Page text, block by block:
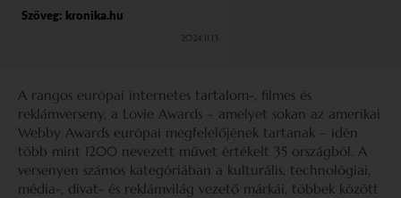
Szöveg: kronika.hu
2024.11.13.
A rangos európai internetes tartalom-, filmes és
reklámverseny, a Lovie Awards – amelyet sokan az amerikai
Webby Awards európai megfelelőjének tartanak – idén
több mint 1200 nevezett művet értékelt 35 országból. A
versenyen számos kategóriában a kulturális, technológiai,
média-, divat- és reklámvilág vezető márkái, többek között